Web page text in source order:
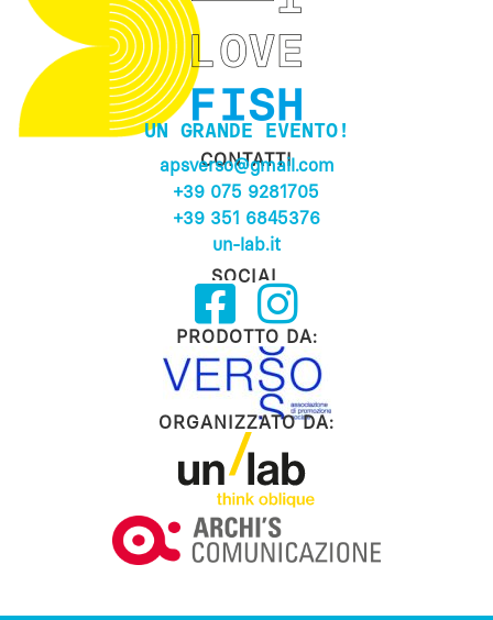
UN GRANDE EVENTO!
CONTATTI
apsverso@gmail.com
+39 075 9281705
+39 351 6845376
un-lab.it
SOCIAL
PRODOTTO DA:
ORGANIZZATO DA: